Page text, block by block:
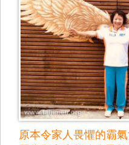
原本令家人畏懼的霸氣